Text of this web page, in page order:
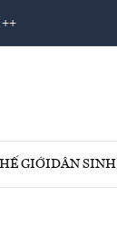
GIỚIDÂN SINH